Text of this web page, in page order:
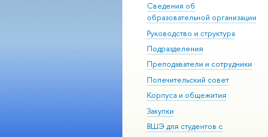
Сведения об
образовательной организации
Руководство и структура
Подразделения
Преподаватели и сотрудники
Попечительский совет
Корпуса и общежития
Закупки
ВШЭ для студентов с